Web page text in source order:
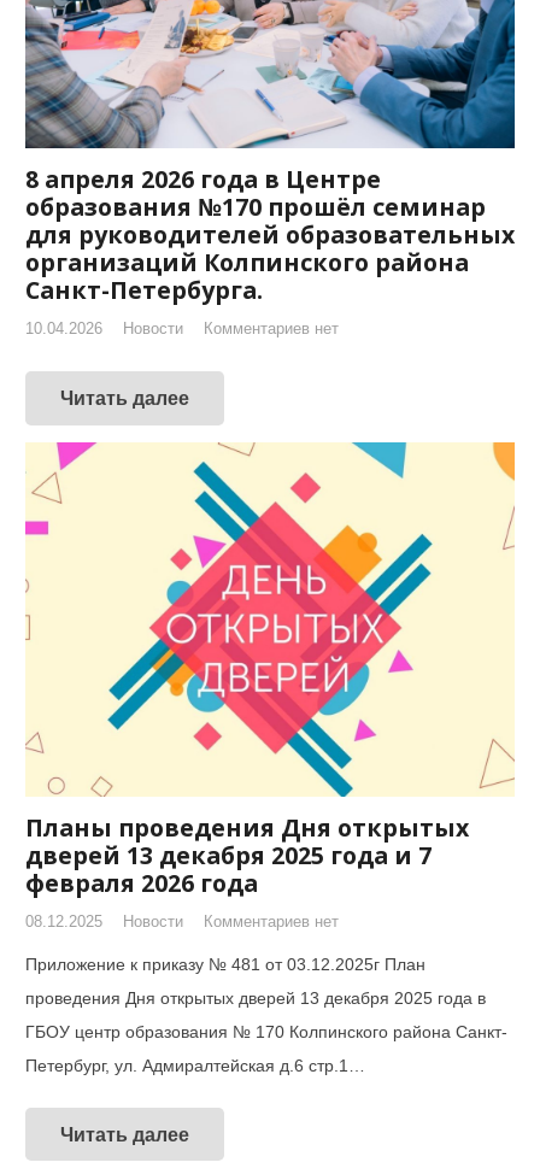
8 апреля 2026 года в Центре
образования №170 прошёл семинар
для руководителей образовательных
организаций Колпинского района
Санкт-Петербурга.
10.04.2026 Новости Комментариев нет
Читать далее
Планы проведения Дня открытых
дверей 13 декабря 2025 года и 7
февраля 2026 года
08.12.2025 Новости Комментариев нет
Приложение к приказу № 481 от 03.12.2025г План
проведения Дня открытых дверей 13 декабря 2025 года в
ГБОУ центр образования № 170 Колпинского района Санкт-
Петербург, ул. Адмиралтейская д.6 стр.1…
Читать далее